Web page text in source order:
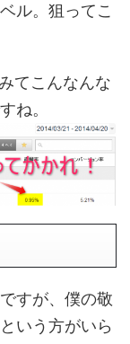
ル。狙ってこ
てこんなんな
ね。
すが、僕の敬
いう方がいら